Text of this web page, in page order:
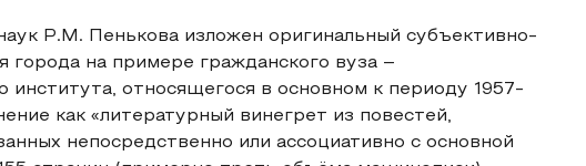
Р.М. Пенькова изложен оригинальный субъективно-
города на примере гражданского вуза –
института, относящегося в основном к периоду 1957-
как «литературный винегрет из повестей,
непосредственно или ассоциативно с основной